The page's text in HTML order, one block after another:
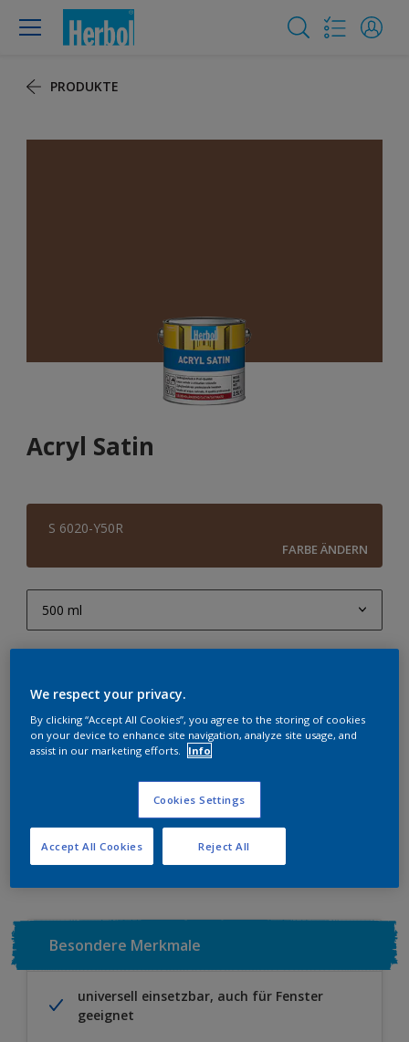
PRODUKTE
Acryl Satin
S 6020-Y50R
FARBE ÄNDERN
500 ml
500 ml
10 l
ZUR EINKAUFSLISTE HINZUFÜGEN
Besondere Merkmale
universell einsetzbar, auch für Fenster
geeignet
We respect your privacy.
By clicking “Accept All Cookies”, you agree to the storing of cookies
on your device to enhance site navigation, analyze site usage, and
assist in our marketing efforts.
Info
Cookies Settings
Reject All
Accept All Cookies